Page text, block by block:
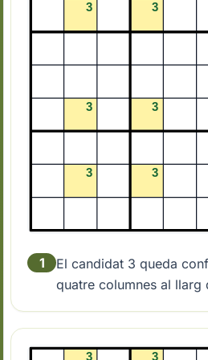
1
El candidat 3 queda
quatre columnes al llarg